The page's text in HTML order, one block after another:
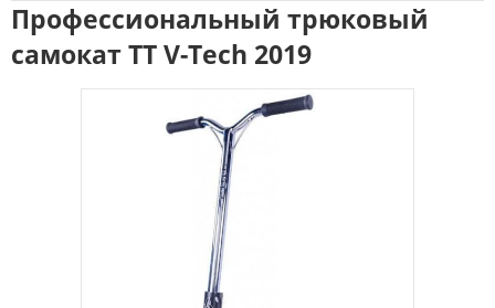
Профессиональный трюковый
самокат TT V-Tech 2019